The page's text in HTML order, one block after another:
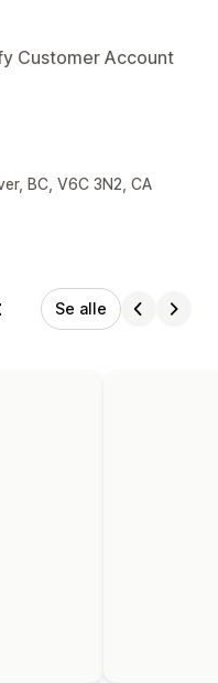
Customer Account
BC, V6C 3N2, CA
Se alle